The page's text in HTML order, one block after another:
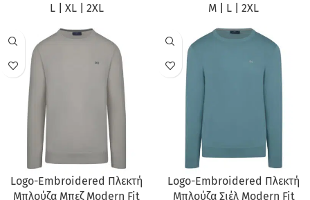
L| XL| 2XL M L 2XL
ΠΡΟΣΦΟΡΆ
Logo-Embroidered Πλεκτή
Μπλούζα Μπεζ Modern Fit
ΠΡΟΣΦΟΡΆ
Logo-Embroidered Πλεκτή
Μπλούζα Σιέλ Modern Fit